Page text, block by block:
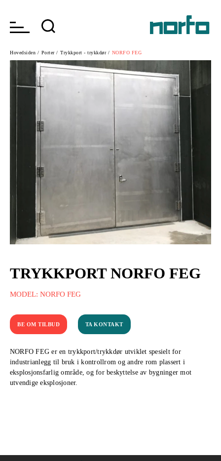
Hovedsiden / Porter / Trykkport - trykkdør / NORFO FEG
TRYKKPORT NORFO FEG
MODEL: NORFO FEG
BE OM TILBUD TA KONTAKT
NORFO FEG er en trykkport/trykkdør utviklet spesielt for
industrianlegg til bruk i kontrollrom og andre rom plassert i
eksplosjonsfarlig område, og for beskyttelse av bygninger mot
utvendige eksplosjoner.